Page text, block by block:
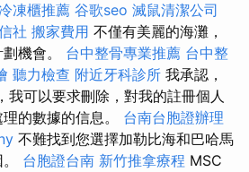
凍櫃推薦 谷歌seo 滅鼠清潔公司
社 搬家費用 不僅有美麗的海灘，
機會。 台中整骨專業推薦 台中整
聽力檢查 附近牙科診所 我承認，
我可以要求刪除，對我的註冊個人
的數據的信息。 台南台胞證辦理
不難找到您選擇加勒比海和巴哈馬
台胞證台南 新竹推拿療程 MSC